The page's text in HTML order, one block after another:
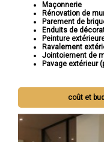
Maçonnerie
Rénovation de
Parement de
Enduits de
Peinture
Ravalement
Jointoiement de
Pavage extérieur
coût et